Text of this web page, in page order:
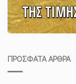
ΠΡΌΣΦΑΤΑ ΆΡΘΡΑ